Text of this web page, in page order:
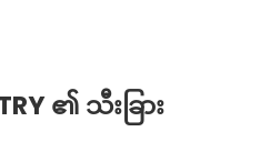
၏ သီးခြား